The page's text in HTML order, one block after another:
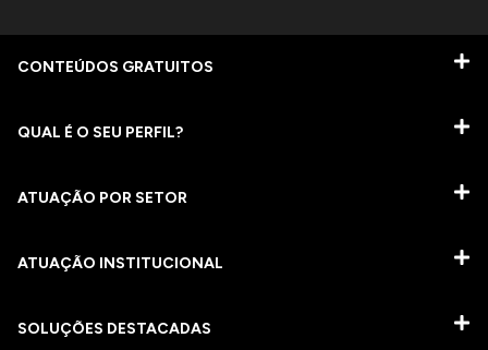
CONTEÚDOS GRATUITOS
QUAL É O SEU PERFIL?
ATUAÇÃO POR SETOR
ATUAÇÃO INSTITUCIONAL
SOLUÇÕES DESTACADAS